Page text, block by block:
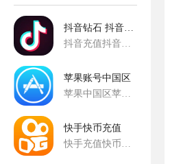
苹果账号中国区
快手快币充值